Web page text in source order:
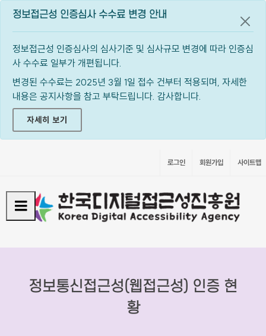
정보접근성 인증심사 수수료 변경 안내
정보접근성 인증심사의 심사기준 및 심사규모 변경에 따라 인증심
사 수수료 일부가 개편됩니다.
변경된 수수료는 2025년 3월 1일 접수 건부터 적용되며, 자세한
내용은 공지사항을 참고 부탁드립니다. 감사합니다.
자세히 보기
공지
로그인 회원가입 사이트맵
정보통신접근성(웹접근성) 인증 현
황